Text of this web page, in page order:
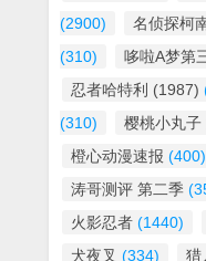
(2900)
名侦探柯
(310)
哆啦A梦第
忍者哈特利 (1987)
(310)
樱桃小丸子
橙心动漫速报 (400)
涛哥测评 第二季
火影忍者 (1440)
犬夜叉 (334) 猎